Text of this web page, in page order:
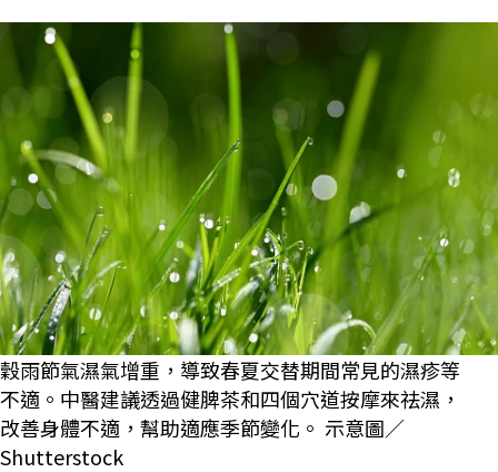
穀雨節氣濕氣增重，導致春夏交替期間常見的濕疹等
不適。中醫建議透過健脾茶和四個穴道按摩來祛濕，
改善身體不適，幫助適應季節變化。 示意圖／
Shutterstock